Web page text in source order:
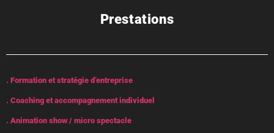
Prestations
. Formation et stratégie d’entreprise
. Coaching et accompagnement individuel
. Animation show / micro spectacle